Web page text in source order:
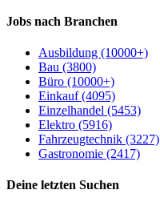
Jobs nach Branchen
Ausbildung (10000+)
Bau (3800)
Büro (10000+)
Einkauf (4095)
Einzelhandel (5453)
Elektro (5916)
Fahrzeugtechnik (3227)
Gastronomie (2417)
Deine letzten Suchen